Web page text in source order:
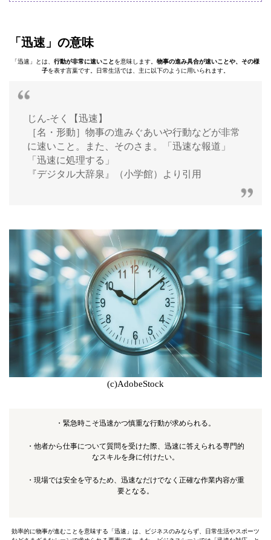
「迅速」の意味
「迅速」とは、 行動が非常に速いことを意味します。 物事の進み具合が速いことや、その様
子を表す言葉です。日常生活では、主に以下のように用いられます。
じん‐そく【迅速】
［名・形動］物事の進みぐあいや行動などが非常
に速いこと。また、そのさま。「迅速な報道」
「迅速に処理する」
『デジタル大辞泉』（小学館）より引用
(c)AdobeStock
・緊急時こそ迅速かつ慎重な行動が求められる。
・他者から仕事について質問を受けた際、迅速に答えられる専門的
なスキルを身に付けたい。
・現場では安全を守るため、迅速なだけでなく正確な作業内容が重
要となる。
効率的に物事が進むことを意味する「迅速」は、ビジネスのみならず、日常生活やスポーツ